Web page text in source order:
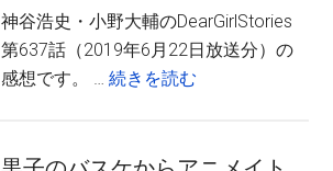
イ
ベ
ン
神谷浩史・小野大輔のDearGirlStories
第637話（2019年6月22日放送分）の
感想です。 …続きを読む
637